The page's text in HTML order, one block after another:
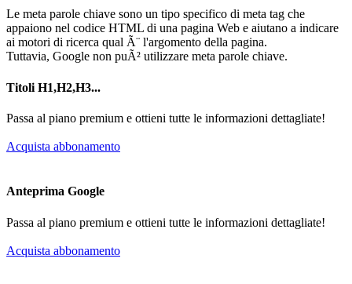
Le meta parole chiave sono un tipo specifico di meta tag che
appaiono nel codice HTML di una pagina Web e aiutano a indicare
ai motori di ricerca qual Ã¨ l'argomento della pagina.
Tuttavia, Google non puÃ² utilizzare meta parole chiave.
Titoli H1,H2,H3...
Passa al piano premium e ottieni tutte le informazioni dettagliate!
Acquista abbonamento
Anteprima Google
Passa al piano premium e ottieni tutte le informazioni dettagliate!
Acquista abbonamento